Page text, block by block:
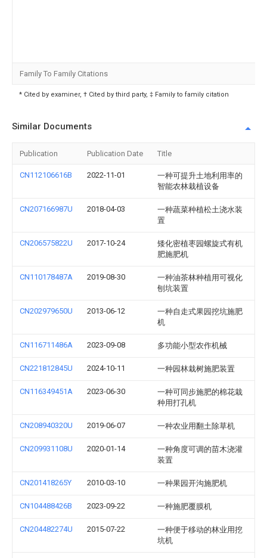
Family To Family Citations
* Cited by examiner, † Cited by third party, ‡ Family to family citation
Similar Documents
Publication Publication Date Title
CN112106616B 2022-11-01
一种可提升土地利用率的
智能农林栽植设备
CN207166987U 2018-04-03
一种蔬菜种植松土浇水装
置
CN206575822U 2017-10-24
矮化密植枣园螺旋式有机
肥施肥机
CN110178487A 2019-08-30
一种油茶林种植用可视化
刨坑装置
CN202979650U 2013-06-12
一种自走式果园挖坑施肥
机
CN116711486A 2023-09-08 多功能小型农作机械
CN221812845U 2024-10-11 一种园林栽树施肥装置
CN116349451A 2023-06-30
一种可同步施肥的棉花栽
种用打孔机
CN208940320U 2019-06-07 一种农业用翻土除草机
CN209931108U 2020-01-14
一种角度可调的苗木浇灌
装置
CN201418265Y 2010-03-10 一种果园开沟施肥机
CN104488426B 2023-09-22 一种施肥覆膜机
CN204482274U 2015-07-22
一种便于移动的林业用挖
坑机